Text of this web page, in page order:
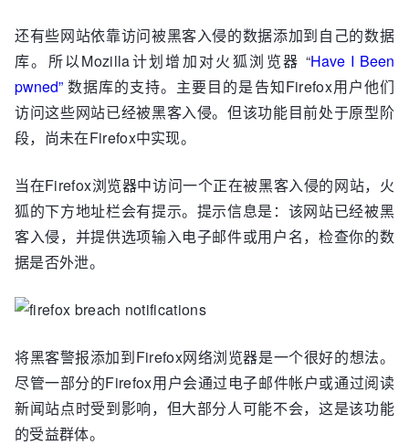
还有些网站依靠访问被黑客入侵的数据添加到自己的数据
库。所以Mozilla计划增加对火狐浏览器 “Have I Been
pwned” 数据库的支持。主要目的是告知Firefox用户他们
访问这些网站已经被黑客入侵。但该功能目前处于原型阶
段，尚未在Firefox中实现。
当在Firefox浏览器中访问一个正在被黑客入侵的网站，火
狐的下方地址栏会有提示。提示信息是：该网站已经被黑
客入侵，并提供选项输入电子邮件或用户名，检查你的数
据是否外泄。
将黑客警报添加到Firefox网络浏览器是一个很好的想法。
尽管一部分的Firefox用户会通过电子邮件帐户或通过阅读
新闻站点时受到影响，但大部分人可能不会，这是该功能
的受益群体。